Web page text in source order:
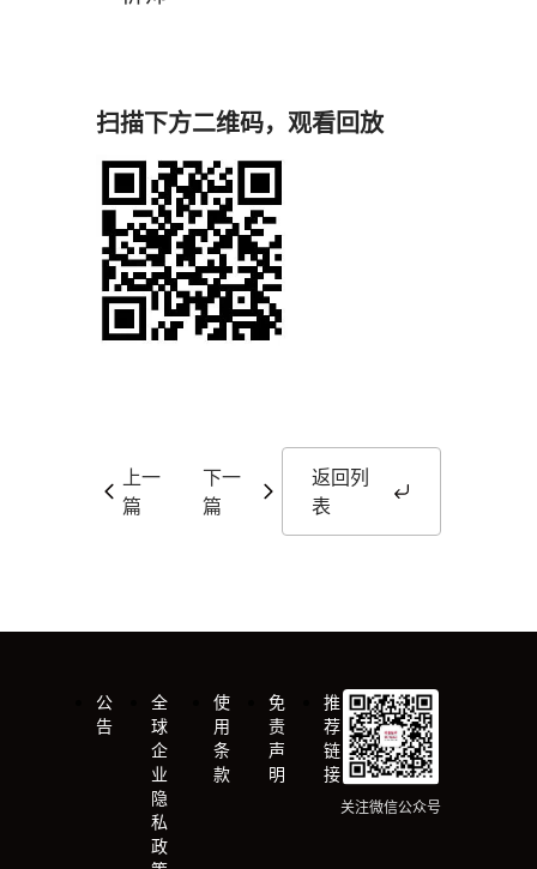
扫描下方二维码，观看回放
上一
篇
下一
篇
返回列
表
公
告
全
球
企
业
隐
私
政
使
用
条
款
免
责
声
明
推
荐
链
接
关注微信公众号